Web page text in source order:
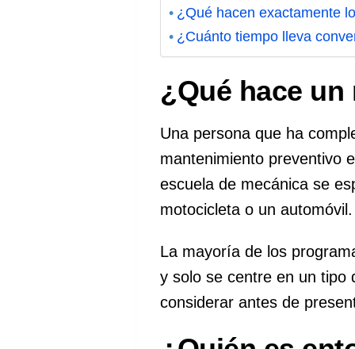
¿Qué hacen exactamente
¿Cuánto tiempo lleva
¿Qué hace
Una persona que ha
mantenimiento preventivo
escuela de mecánica se
motocicleta o un automóvil.
La mayoría de los
y solo se centre en un tipo
considerar antes de